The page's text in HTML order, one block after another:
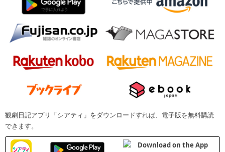
観劇日記アプリ「シアティ」をダウンロードすれば、電子版を無料購読
できます。